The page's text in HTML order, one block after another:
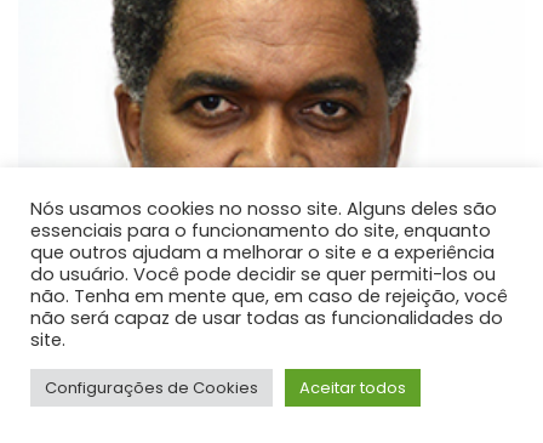
Dejair Dionisio
Nós usamos cookies no nosso site. Alguns deles são
essenciais para o funcionamento do site, enquanto
que outros ajudam a melhorar o site e a experiência
do usuário. Você pode decidir se quer permiti-los ou
não. Tenha em mente que, em caso de rejeição, você
não será capaz de usar todas as funcionalidades do
site.
Configurações de Cookies Aceitar todos